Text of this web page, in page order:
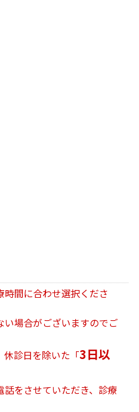
間に合わせ選択くださ
場合がございますのでご
診日を除いた「3日以
をさせていただき、診療